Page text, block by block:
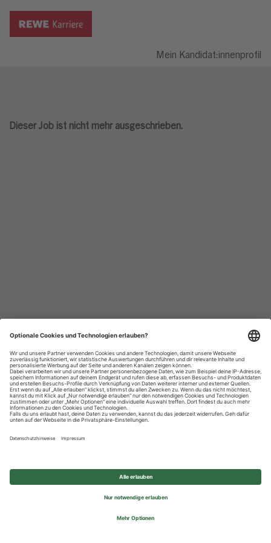
Mein Kandidat:innenprofil
Dieser Job ist nicht mehr ausgeschrieben.
Datenschutzhinweise
Impressum
Privatsphäre-Einstellungen
© 2026 REWE Group - All rights reserved